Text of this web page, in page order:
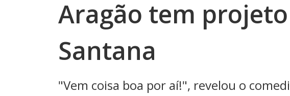
Aragão tem
Santana
"Vem coisa boa por aí!", revelou o